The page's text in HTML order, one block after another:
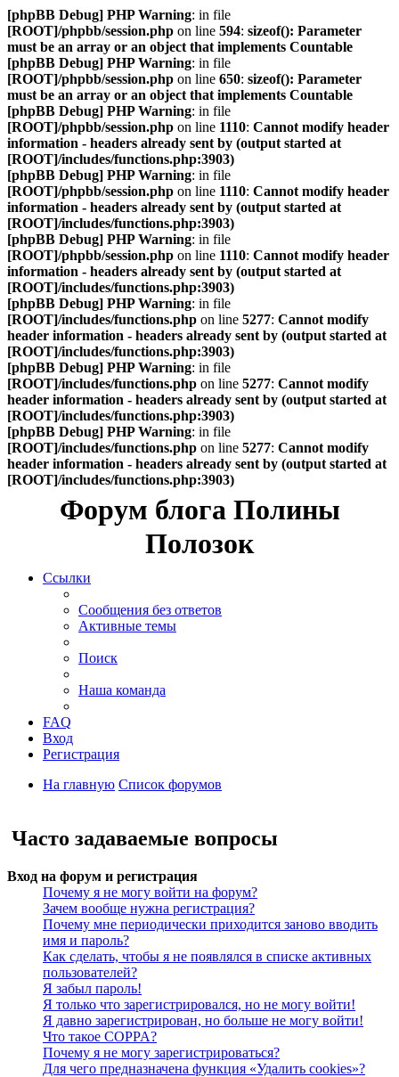
[phpBB Debug] PHP Warning: in file
[ROOT]/phpbb/session.php on line 594: sizeof(): Parameter
must be an array or an object that implements Countable
[phpBB Debug] PHP Warning: in file
[ROOT]/phpbb/session.php on line 650: sizeof(): Parameter
must be an array or an object that implements Countable
[phpBB Debug] PHP Warning: in file
[ROOT]/phpbb/session.php on line 1110: Cannot modify header
information - headers already sent by (output started at
[ROOT]/includes/functions.php:3903)
[phpBB Debug] PHP Warning: in file
[ROOT]/phpbb/session.php on line 1110: Cannot modify header
information - headers already sent by (output started at
[ROOT]/includes/functions.php:3903)
[phpBB Debug] PHP Warning: in file
[ROOT]/phpbb/session.php on line 1110: Cannot modify header
information - headers already sent by (output started at
[ROOT]/includes/functions.php:3903)
[phpBB Debug] PHP Warning: in file
[ROOT]/includes/functions.php on line 5277: Cannot modify
header information - headers already sent by (output started at
[ROOT]/includes/functions.php:3903)
[phpBB Debug] PHP Warning: in file
[ROOT]/includes/functions.php on line 5277: Cannot modify
header information - headers already sent by (output started at
[ROOT]/includes/functions.php:3903)
[phpBB Debug] PHP Warning: in file
[ROOT]/includes/functions.php on line 5277: Cannot modify
header information - headers already sent by (output started at
[ROOT]/includes/functions.php:3903)
Форум блога Полины
Полозок
Ссылки
Сообщения без ответов
Активные темы
Поиск
Наша команда
FAQ
Вход
Регистрация
На главную Список форумов
Часто задаваемые вопросы
Вход на форум и регистрация
Почему я не могу войти на форум?
Зачем вообще нужна регистрация?
Почему мне периодически приходится заново вводить
имя и пароль?
Как сделать, чтобы я не появлялся в списке активных
пользователей?
Я забыл пароль!
Я только что зарегистрировался, но не могу войти!
Я давно зарегистрирован, но больше не могу войти!
Что такое COPPA?
Почему я не могу зарегистрироваться?
Для чего предназначена функция «Удалить cookies»?